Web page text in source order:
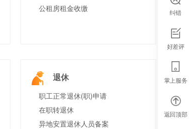
公租房租金收缴
退休
职工正常退休(职)申请
在职转退休
异地安置退休人员备案
纠错
好差评
掌上服务
返回顶部